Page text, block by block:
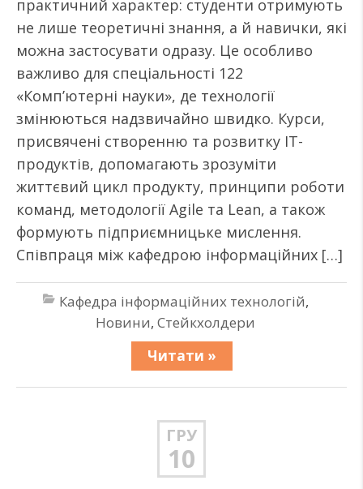
практичний характер: студенти отримують
не лише теоретичні знання, а й навички, які
можна застосувати одразу. Це особливо
важливо для спеціальності 122
«Комп’ютерні науки», де технології
змінюються надзвичайно швидко. Курси,
присвячені створенню та розвитку ІТ-
продуктів, допомагають зрозуміти
життєвий цикл продукту, принципи роботи
команд, методології Agile та Lean, а також
формують підприємницьке мислення.
Співпраця між кафедрою інформаційних […]
Кафедра інформаційних технологій,
Новини, Стейкхолдери
Читати »
ГРУ
10